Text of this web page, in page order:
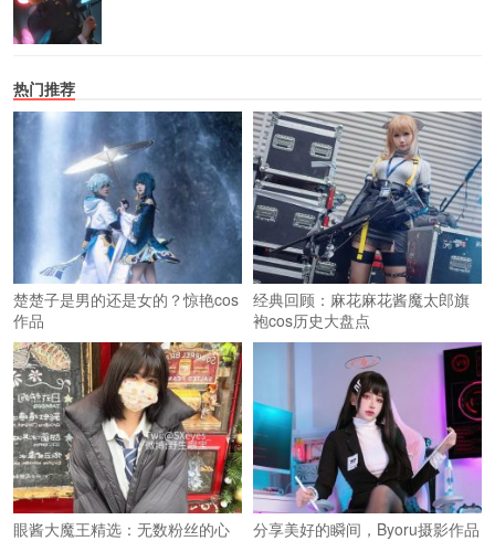
热门推荐
楚楚子是男的还是女的？惊艳cos
作品
经典回顾：麻花麻花酱魔太郎旗
袍cos历史大盘点
眼酱大魔王精选：无数粉丝的心
分享美好的瞬间，Byoru摄影作品